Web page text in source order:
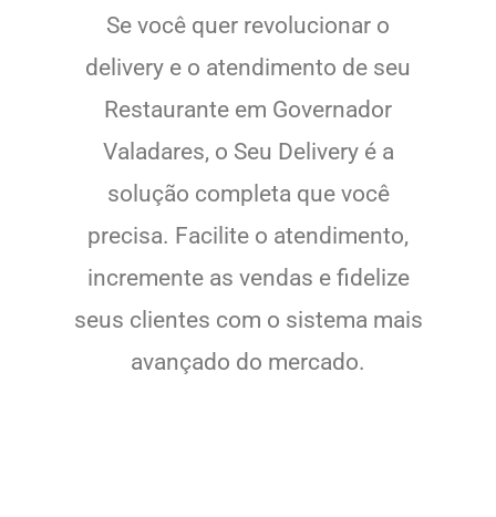
Se você quer revolucionar o
delivery e o atendimento de seu
Restaurante em Governador
Valadares, o Seu Delivery é a
solução completa que você
precisa. Facilite o atendimento,
incremente as vendas e fidelize
seus clientes com o sistema mais
avançado do mercado.